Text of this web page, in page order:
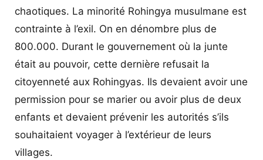
chaotiques. La minorité Rohingya musulmane est
contrainte à l’exil. On en dénombre plus de
800.000. Durant le gouvernement où la junte
était au pouvoir, cette dernière refusait la
citoyenneté aux Rohingyas. Ils devaient avoir une
permission pour se marier ou avoir plus de deux
enfants et devaient prévenir les autorités s’ils
souhaitaient voyager à l’extérieur de leurs
villages.